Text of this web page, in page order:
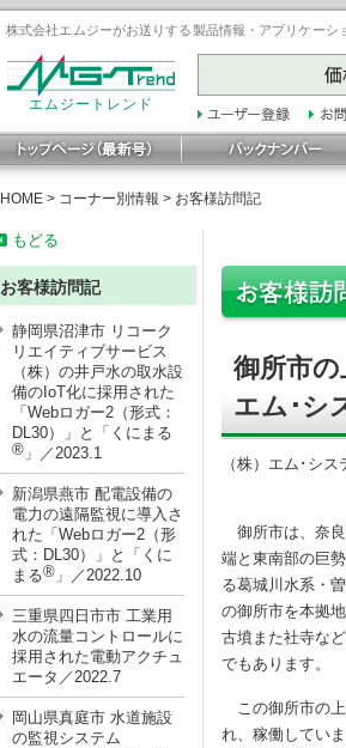
株式会社エムジーがお送りする製品情報・アプリケーシ
エムジートレンド
HOME > コーナー別情報 > お客様訪問記
もどる
お客様訪問記
静岡県沼津市 リコーク
リエイティブサービス
（株）の井戸水の取水設
備のIoT化に採用された
「Webロガー2（形式：
DL30）」と「くにまる
® 」／2023.1
新潟県燕市 配電設備の
電力の遠隔監視に導入さ
れた「Webロガー2（形
式：DL30）」と「くに
まる® 」／2022.10
三重県四日市市 工業用
水の流量コントロールに
採用された電動アクチュ
エータ／2022.7
岡山県真庭市 水道施設
の監視システム
御所市
エム･シ
（株）エム･シ
御所市は、奈良
端と東南部の巨
る葛城川水系・
の御所市を本拠
古墳また社寺な
でもあります。
この御所市の上
れ、稼働してい